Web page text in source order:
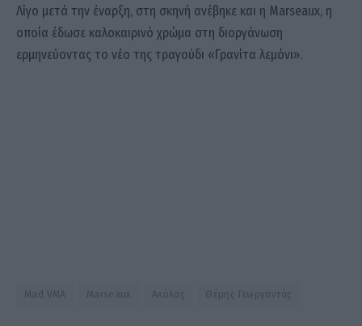
Λίγο μετά την έναρξη, στη σκηνή ανέβηκε και η Marseaux, η
οποία έδωσε καλοκαιρινό χρώμα στη διοργάνωση
ερμηνεύοντας το νέο της τραγούδι «Γρανίτα λεμόνι».
Mad VMA Marseaux Ακύλας Θέμης Γεωργαντάς